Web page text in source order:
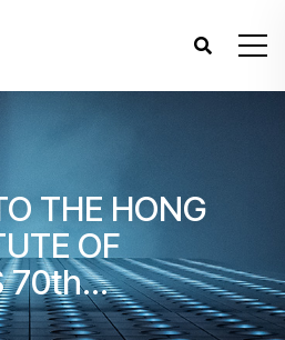
THE HONG
OF
70th
LOGO DESIGN